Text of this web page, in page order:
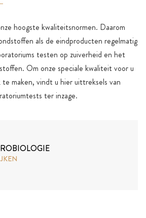
hoogste kwaliteitsnormen. Daarom
als de eindproducten regelmatig
testen op zuiverheid en het
Om onze speciale kwaliteit voor u
maken, vindt u hier uittreksels van
ter inzage.